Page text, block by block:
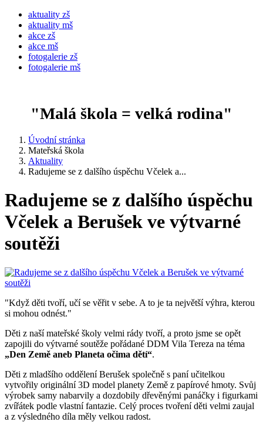
aktuality zš
aktuality mš
akce zš
akce mš
fotogalerie zš
fotogalerie mš
"Malá škola = velká rodina"
Úvodní stránka
Mateřská škola
Aktuality
Radujeme se z dalšího úspěchu Včelek a...
Radujeme se z dalšího úspěchu
Včelek a Berušek ve výtvarné
soutěži
"Když děti tvoří, učí se věřit v sebe. A to je ta největší výhra, kterou
si mohou odnést."
Děti z naší mateřské školy velmi rády tvoří, a proto jsme se opět
zapojili do výtvarné soutěže pořádané DDM Vila Tereza na téma
„Den Země aneb Planeta očima dětí“.
Děti z mladšího oddělení Berušek společně s paní učitelkou
vytvořily originální 3D model planety Země z papírové hmoty. Svůj
výrobek samy nabarvily a dozdobily dřevěnými panáčky i figurkami
zvířátek podle vlastní fantazie. Celý proces tvoření děti velmi zaujal
a z výsledného díla měly velkou radost.